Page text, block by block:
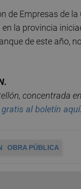
de Empresas de
la provincia
de este año,
concentrada
al boletín aquí.
OBRA PÚBLICA